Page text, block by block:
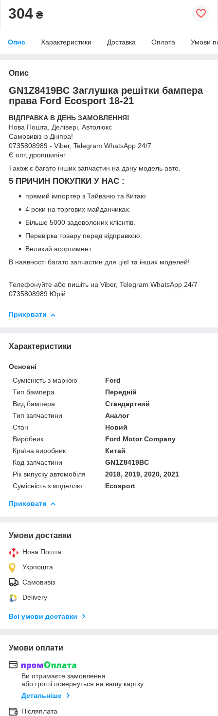
304 ₴
Опис Характеристики Доставка Оплата Умови
Опис
GN1Z8419BC Заглушка решітки бампера
права Ford Ecosport 18-21
ВІДПРАВКА В ДЕНЬ ЗАМОВЛЕННЯ!
Нова Пошта, Делівері, Автолюкс
Самовивіз із Дніпра!
0735808989 - Viber, Telegram WhatsApp 24/7
Є опт, дропшипінг
Також є багато інших запчастин на дану модель авто.
5 ПРИЧИН ПОКУПКИ У НАС :
прямий імпортер з Тайваню та Китаю
4 роки на торгових майданчиках.
Більше 5000 задоволених клієнтів.
Перевірка товару перед відправкою.
Великий асортимент
В наявності багато запчастин для цієї та інших моделей!
Телефонуйте або пишіть на Viber, Telegram WhatsApp 24/7
0735808989 Юрій
Приховати
Характеристики
Основні
Сумісність з маркою
Ford
Тип бампера
Передній
Вид бампера
Стандартний
Тип запчастини
Аналог
Стан
Новий
Виробник
Ford Motor Company
Країна виробник
Китай
Код запчастини
GN1Z8419BC
Рік випуску автомобіля
2018, 2019, 2020, 2021
Сумісність з моделлю
Ecosport
Приховати
Умови доставки
Нова Пошта
Укрпошта
Самовивіз
Delivery
Всі умови доставки
Умови оплати
Ви отримаєте замовлення
або гроші повернуться на вашу картку
Детальніше
Післяплата